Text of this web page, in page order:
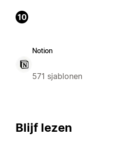
10
Notion
571 sjablonen
Blijf lezen